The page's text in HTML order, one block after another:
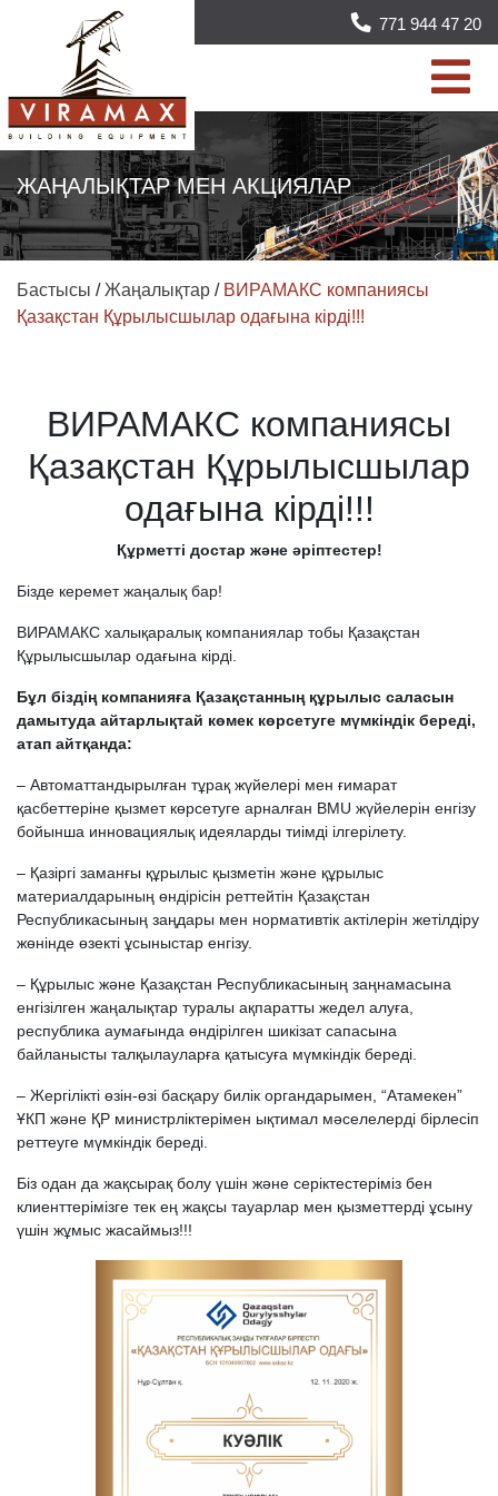
771 944 47 20
ЖАҢАЛЫҚТАР МЕН АКЦИЯЛАР
Бастысы / Жаңалықтар / ВИРАМАКС компаниясы
Қазақстан Құрылысшылар одағына кірді!!!
ВИРАМАКС компаниясы
Қазақстан Құрылысшылар
одағына кірді!!!
Құрметті достар және әріптестер!
Бізде керемет жаңалық бар!
ВИРАМАКС халықаралық компаниялар тобы Қазақстан
Құрылысшылар одағына кірді.
Бұл біздің компанияға Қазақстанның құрылыс саласын
дамытуда айтарлықтай көмек көрсетуге мүмкіндік береді,
атап айтқанда:
– Автоматтандырылған тұрақ жүйелері мен ғимарат
қасбеттеріне қызмет көрсетуге арналған BMU жүйелерін енгізу
бойынша инновациялық идеяларды тиімді ілгерілету.
– Қазіргі заманғы құрылыс қызметін және құрылыс
материалдарының өндірісін реттейтін Қазақстан
Республикасының заңдары мен нормативтік актілерін жетілдіру
жөнінде өзекті ұсыныстар енгізу.
– Құрылыс және Қазақстан Республикасының заңнамасына
енгізілген жаңалықтар туралы ақпаратты жедел алуға,
республика аумағында өндірілген шикізат сапасына
байланысты талқылауларға қатысуға мүмкіндік береді.
– Жергілікті өзін-өзі басқару билік органдарымен, “Атамекен”
ҰКП және ҚР министрліктерімен ықтимал мәселелерді бірлесіп
реттеуге мүмкіндік береді.
Біз одан да жақсырақ болу үшін және серіктестеріміз бен
клиенттерімізге тек ең жақсы тауарлар мен қызметтерді ұсыну
үшін жұмыс жасаймыз!!!